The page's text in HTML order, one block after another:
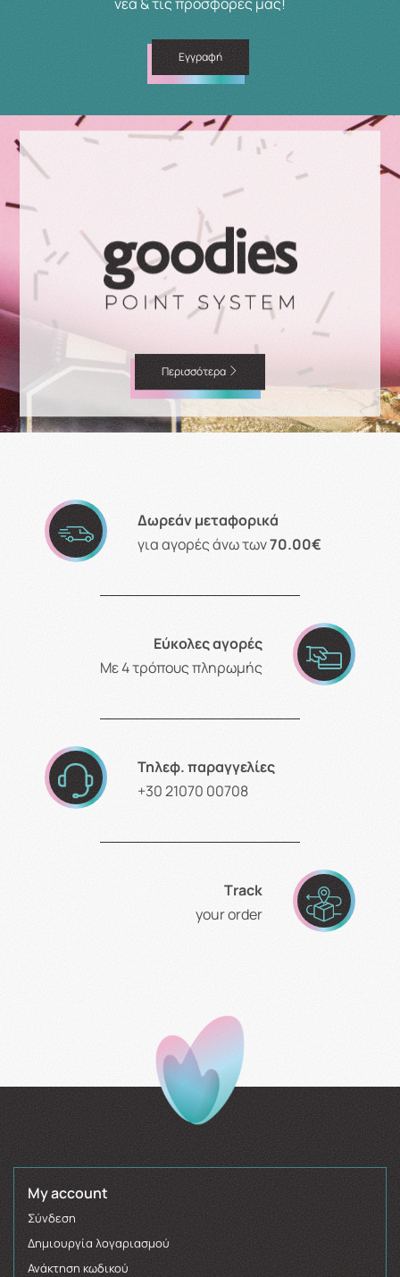
Εγγραφή
Περισσότερα
Δωρεάν μεταφορικά
για αγορές άνω των70.00€
Εύκολες αγορές
Με 4 τρόπους πληρωμής
Τηλεφ. παραγγελίες
+30 21070 00708
Τrack
your order
My account
Σύνδεση
Δημιουργία λογαριασμού
Ανάκτηση κωδικού